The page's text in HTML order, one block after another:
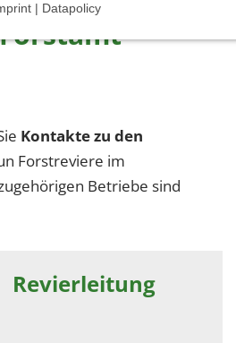
Kontakte zu den
Forstreviere im
Betriebe sind
Revierleitung
| Datapolicy